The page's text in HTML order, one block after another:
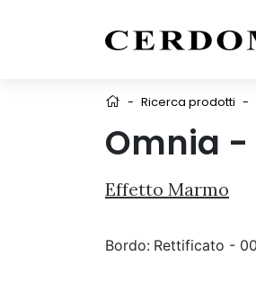
- Ricerca prodotti -
Omnia -
Effetto Marmo
Bordo: Rettificato -